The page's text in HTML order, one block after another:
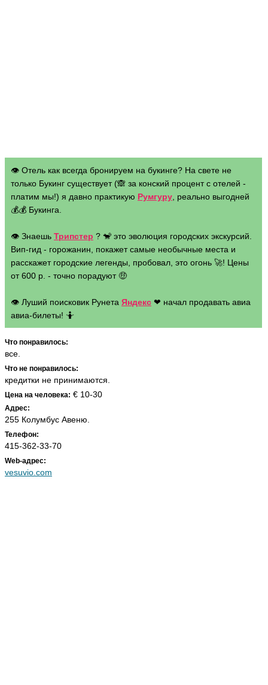
👁 Отель как всегда бронируем на букинге? На свете не
только Букинг существует (🙈 за конский процент с отелей -
платим мы!) я давно практикую Румгуру , реально выгодней
💰💰 Букинга.
👁 Знаешь Трипстер ? 🐒 это эволюция городских экскурсий.
Вип-гид - горожанин, покажет самые необычные места и
расскажет городские легенды, пробовал, это огонь 🚀! Цены
от 600 р. - точно порадуют 🤑
👁 Луший поисковик Рунета Яндекс ❤ начал продавать авиа
авиа-билеты! 🤷
Что понравилось:
все.
Что не понравилось:
кредитки не принимаются.
Цена на человека: € 10-30
Адрес:
255 Колумбус Авеню.
Телефон:
415-362-33-70
Web-адрес:
vesuvio.com